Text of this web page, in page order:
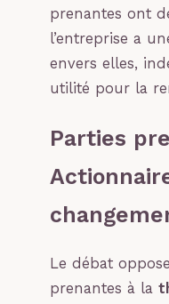
prenantes ont
l’entreprise a
envers elles,
utilité pour la
Parties
Le débat
prenantes à la